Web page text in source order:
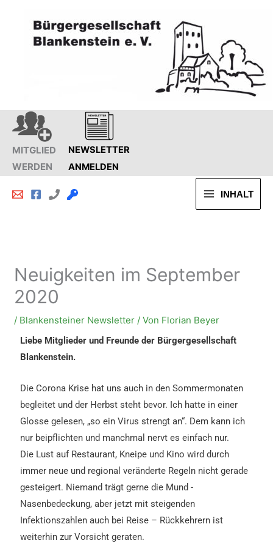
springen
MITGLIED
WERDEN
NEWSLETTER
ANMELDEN
INHALT
Neuigkeiten im September
2020
/ Blankensteiner Newsletter / Von Florian Beyer
Liebe Mitglieder und Freunde der Bürgergesellschaft
Blankenstein.
Die Corona Krise hat uns auch in den Sommermonaten
begleitet und der Herbst steht bevor. Ich hatte in einer
Glosse gelesen, „so ein Virus strengt an“. Dem kann ich
nur beipflichten und manchmal nervt es einfach nur.
Die Lust auf Restaurant, Kneipe und Kino wird durch
immer neue und regional veränderte Regeln nicht gerade
gesteigert. Niemand trägt gerne die Mund -
Nasenbedeckung, aber jetzt mit steigenden
Infektionszahlen auch bei Reise – Rückkehrern ist
weiterhin zur Vorsicht geraten.